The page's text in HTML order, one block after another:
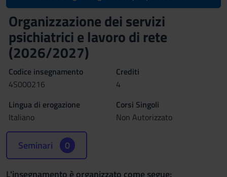
Organizzazione dei servizi
psichiatrici e lavoro di rete
(2026/2027)
Codice insegnamento
4S000216
Crediti
4
Lingua di erogazione
Italiano
Corsi Singoli
Non Autorizzato
Seminari 0
L'insegnamento è organizzato come segue: